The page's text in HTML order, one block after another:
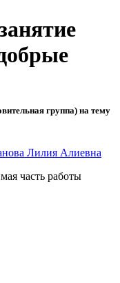
группа) на тему
Лилия Алиевна
часть работы